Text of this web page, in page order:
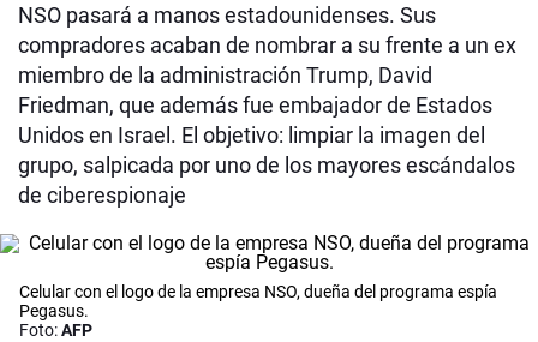
NSO pasará a manos estadounidenses. Sus
compradores acaban de nombrar a su frente a un ex
miembro de la administración Trump, David
Friedman, que además fue embajador de Estados
Unidos en Israel. El objetivo: limpiar la imagen del
grupo, salpicada por uno de los mayores escándalos
de ciberespionaje
Celular con el logo de la empresa NSO, dueña del programa espía
Pegasus.
Foto:AFP